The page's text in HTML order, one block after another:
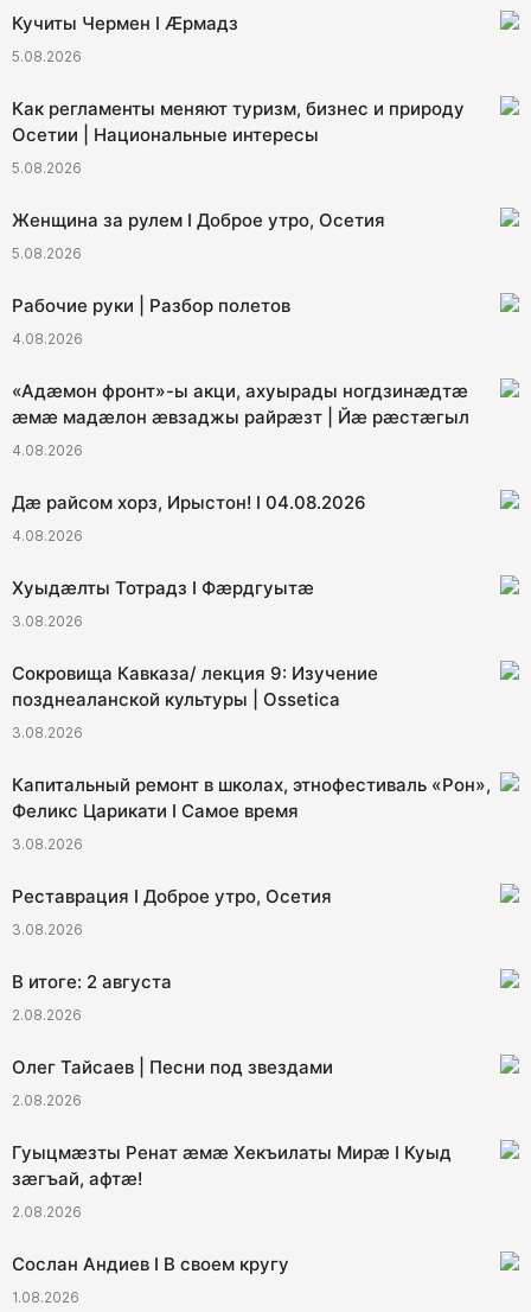
Кучиты Чермен I Æрмадз
5.08.2026
Как регламенты меняют туризм, бизнес и природу
Осетии | Национальные интересы
5.08.2026
Женщина за рулем I Доброе утро, Осетия
5.08.2026
Рабочие руки | Разбор полетов
4.08.2026
«Адæмон фронт»-ы акци, ахуырады ногдзинæдтæ
æмæ мадæлон æвзаджы райрæзт | Йæ рæстæгыл
4.08.2026
Дæ райсом хорз, Ирыстон! I 04.08.2026
4.08.2026
Хуыдæлты Тотрадз I Фæрдгуытæ
3.08.2026
Сокровища Кавказа/ лекция 9: Изучение
позднеаланской культуры | Ossetica
3.08.2026
Капитальный ремонт в школах, этнофестиваль «Рон»,
Феликс Царикати I Самое время
3.08.2026
Реставрация I Доброе утро, Осетия
3.08.2026
В итоге: 2 августа
2.08.2026
Олег Тайсаев | Песни под звездами
2.08.2026
Гуыцмӕзты Ренат ӕмӕ Хекъилаты Мирӕ I Куыд
зӕгъай, афтӕ!
2.08.2026
Сослан Андиев I В своем кругу
1.08.2026